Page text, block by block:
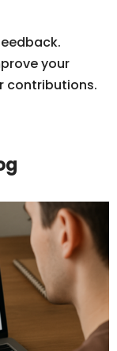
your
contributions.